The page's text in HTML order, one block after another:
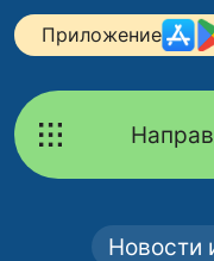
Приложение
Новости